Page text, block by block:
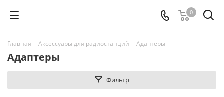
0
Главная - Аксессуары для радиостанций - Адаптеры
Адаптеры
Фильтр